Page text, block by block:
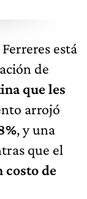
está
de
que les
arrojó
, y una
que el
costo de